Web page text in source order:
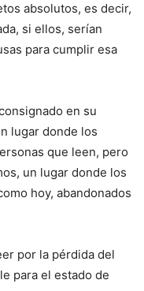
absolutos, es decir,
si ellos, serían
para cumplir esa
en su
lugar donde los
que leen, pero
un lugar donde los
hoy, abandonados
por la pérdida del
para el estado de